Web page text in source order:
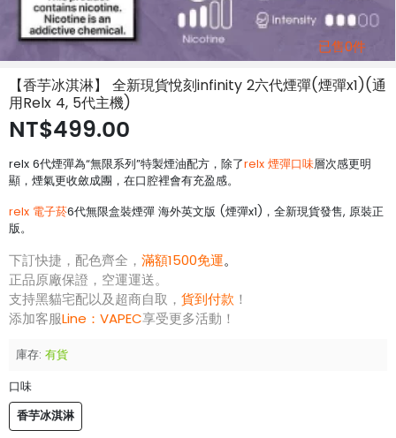
已售0件
【香芋冰淇淋】 全新現貨悅刻infinity 2六代煙彈(煙彈x1)(通
用Relx 4, 5代主機)
NT$499.00
relx 6代煙彈為“無限系列”特製煙油配方，除了relx 煙彈口味層次感更明
顯，煙氣更收斂成團，在口腔裡會有充盈感。
relx 電子菸6代無限盒裝煙彈 海外英文版 (煙彈x1)，全新現貨發售, 原裝正
版。
下訂快捷，配色齊全， 滿額1500免運。
正品原廠保證，空運運送。
支持黑貓宅配以及超商自取， 貨到付款 ！
添加客服Line： VAPEC享受更多活動！
庫存: 有貨
口味
香芋冰淇淋